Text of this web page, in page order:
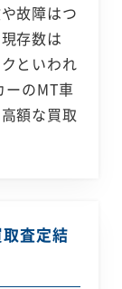
故障はつ
存数は
といわれ
ーのMT車
額な買取
査定結